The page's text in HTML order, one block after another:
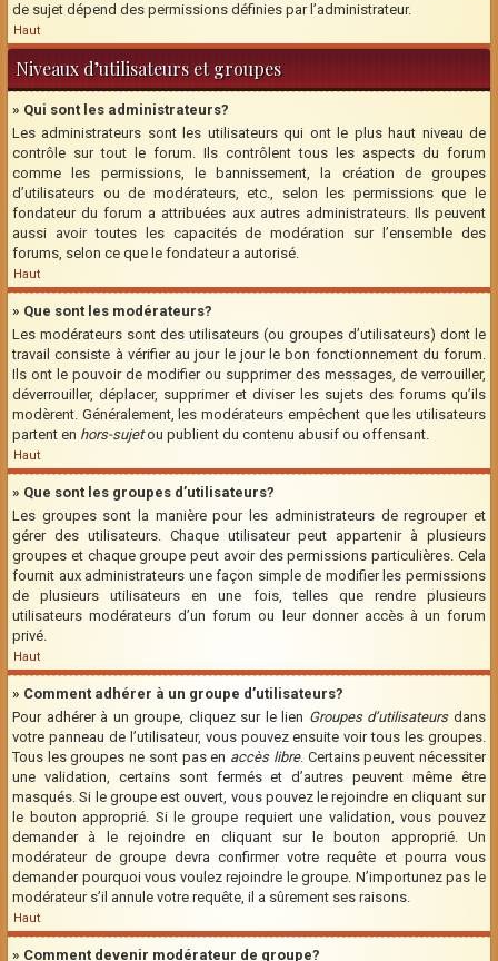
de sujet dépend des permissions définies par l’administrateur.
Haut
Niveaux d’utilisateurs et groupes
» Qui sont les administrateurs?
Les administrateurs sont les utilisateurs qui ont le plus haut niveau de
contrôle sur tout le forum. Ils contrôlent tous les aspects du forum
comme les permissions, le bannissement, la création de groupes
d’utilisateurs ou de modérateurs, etc., selon les permissions que le
fondateur du forum a attribuées aux autres administrateurs. Ils peuvent
aussi avoir toutes les capacités de modération sur l’ensemble des
forums, selon ce que le fondateur a autorisé.
Haut
» Que sont les modérateurs?
Les modérateurs sont des utilisateurs (ou groupes d’utilisateurs) dont le
travail consiste à vérifier au jour le jour le bon fonctionnement du forum.
Ils ont le pouvoir de modifier ou supprimer des messages, de verrouiller,
déverrouiller, déplacer, supprimer et diviser les sujets des forums qu’ils
modèrent. Généralement, les modérateurs empêchent que les utilisateurs
partent en hors-sujetou publient du contenu abusif ou offensant.
Haut
» Que sont les groupes d’utilisateurs?
Les groupes sont la manière pour les administrateurs de regrouper et
gérer des utilisateurs. Chaque utilisateur peut appartenir à plusieurs
groupes et chaque groupe peut avoir des permissions particulières. Cela
fournit aux administrateurs une façon simple de modifier les permissions
de plusieurs utilisateurs en une fois, telles que rendre plusieurs
utilisateurs modérateurs d’un forum ou leur donner accès à un forum
privé.
Haut
» Comment adhérer à un groupe d’utilisateurs?
Pour adhérer à un groupe, cliquez sur le lien Groupes d’utilisateursdans
votre panneau de l’utilisateur, vous pouvez ensuite voir tous les groupes.
Tous les groupes ne sont pas en accès libre. Certains peuvent nécessiter
une validation, certains sont fermés et d’autres peuvent même être
masqués. Si le groupe est ouvert, vous pouvez le rejoindre en cliquant sur
le bouton approprié. Si le groupe requiert une validation, vous pouvez
demander à le rejoindre en cliquant sur le bouton approprié. Un
modérateur de groupe devra confirmer votre requête et pourra vous
demander pourquoi vous voulez rejoindre le groupe. N’importunez pas le
modérateur s’il annule votre requête, il a sûrement ses raisons.
Haut
» Comment devenir modérateur de groupe?